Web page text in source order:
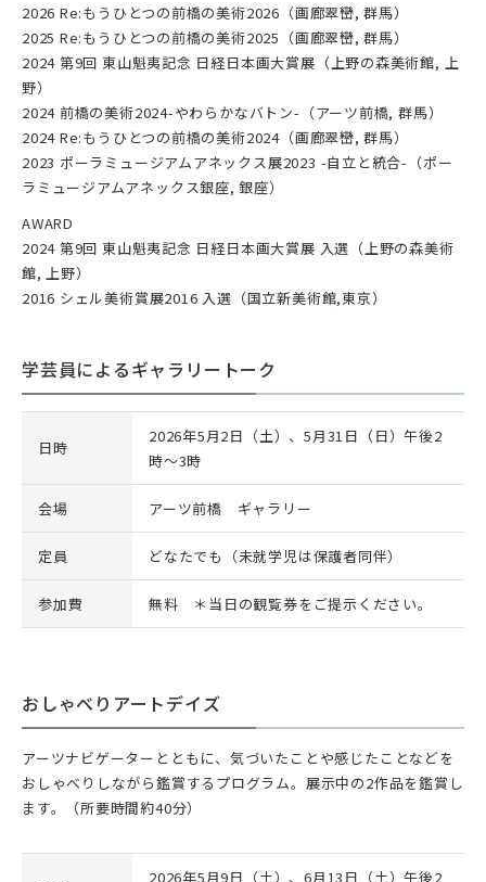
2026 Re:もうひとつの前橋の美術2026（画廊翠巒, 群馬）
2025 Re:もうひとつの前橋の美術2025（画廊翠巒, 群馬）
2024 第9回 東山魁夷記念 日経日本画大賞展（上野の森美術館, 上
野）
2024 前橋の美術2024-やわらかなバトン-（アーツ前橋, 群馬）
2024 Re:もうひとつの前橋の美術2024（画廊翠巒, 群馬）
2023 ポーラミュージアムアネックス展2023 -自立と統合-（ポー
ラミュージアムアネックス銀座, 銀座）
AWARD
2024 第9回 東山魁夷記念 日経日本画大賞展 入選（上野の森美術
館, 上野）
2016 シェル美術賞展2016 入選（国立新美術館,東京）
学芸員によるギャラリートーク
日時
2026年5月2日（土）、5月31日（日）午後2
時～3時
会場 アーツ前橋 ギャラリー
定員 どなたでも（未就学児は保護者同伴）
参加費 無料 ＊当日の観覧券をご提示ください。
おしゃべりアートデイズ
アーツナビゲーターとともに、気づいたことや感じたことなどを
おしゃべりしながら鑑賞するプログラム。展示中の2作品を鑑賞し
ます。（所要時間約40分）
2026年5月9日（土）、6月13日（土）午後2